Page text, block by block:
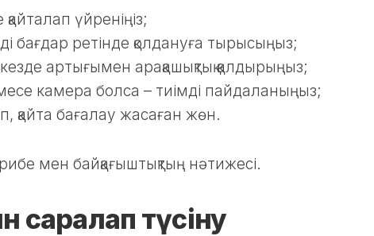
үйреніңіз;
бағдар ретінде қолдануға тырысыңыз;
артығымен арақашықтық қалдырыңыз;
камера болса – тиімді пайдаланыңыз;
қайта бағалау жасаған жөн.
мен байқағыштықтың нәтижесі.
саралап түсіну